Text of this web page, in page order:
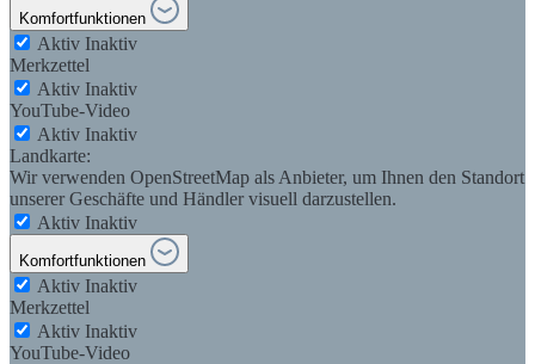
Komfortfunktionen
Aktiv Inaktiv
Merkzettel
Aktiv Inaktiv
YouTube-Video
Aktiv Inaktiv
Landkarte:
Wir verwenden OpenStreetMap als Anbieter, um Ihnen den Standort
unserer Geschäfte und Händler visuell darzustellen.
Aktiv Inaktiv
Komfortfunktionen
Aktiv Inaktiv
Merkzettel
Aktiv Inaktiv
YouTube-Video